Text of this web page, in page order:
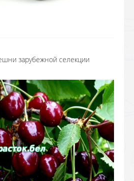
зарубежной селекции